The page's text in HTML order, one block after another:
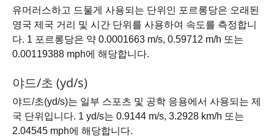
유머러스하고 드물게 사용되는 단위인 포르롱당은 오래된
영국 제국 거리 및 시간 단위를 사용하여 속도를 측정합니
다. 1 포르롱당은 약 0.0001663 m/s, 0.59712 m/h 또는
0.00119388 mph에 해당합니다.
야드/초 (yd/s)
야드/초(yd/s)는 일부 스포츠 및 공학 응용에서 사용되는 제
국 단위입니다. 1 yd/s는 0.9144 m/s, 3.2928 km/h 또는
2.04545 mph에 해당합니다.